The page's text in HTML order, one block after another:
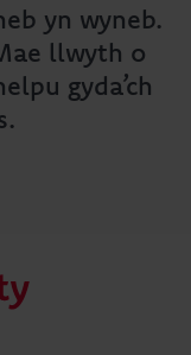
yn wyneb.
llwyth o
gyda’ch